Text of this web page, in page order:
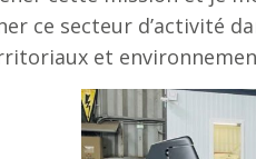
ce secteur d’activité
et